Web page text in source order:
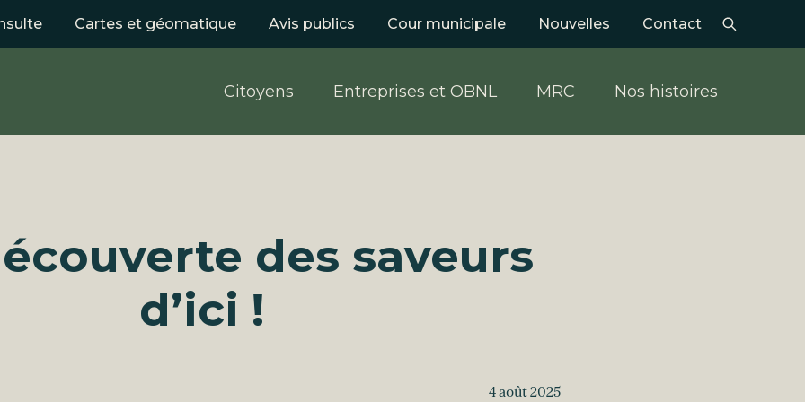
Citoyens Entreprises et OBNL MRC Nos histoires
Cartes et géomatique Avis publics Cour municipale Nouvelles Contact
des saveurs
d’ici !
4 août 2025